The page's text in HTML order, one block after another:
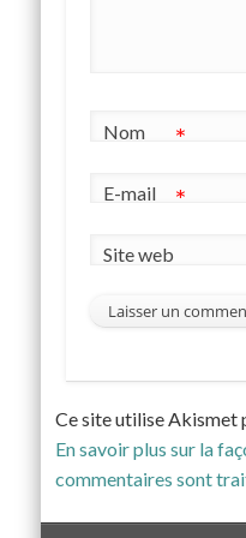
Nom *
E-mail *
Site web
Ce site utilise Akismet
En savoir plus sur la
commentaires sont